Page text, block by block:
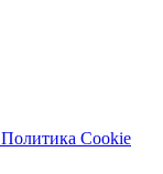
Политика Cookie